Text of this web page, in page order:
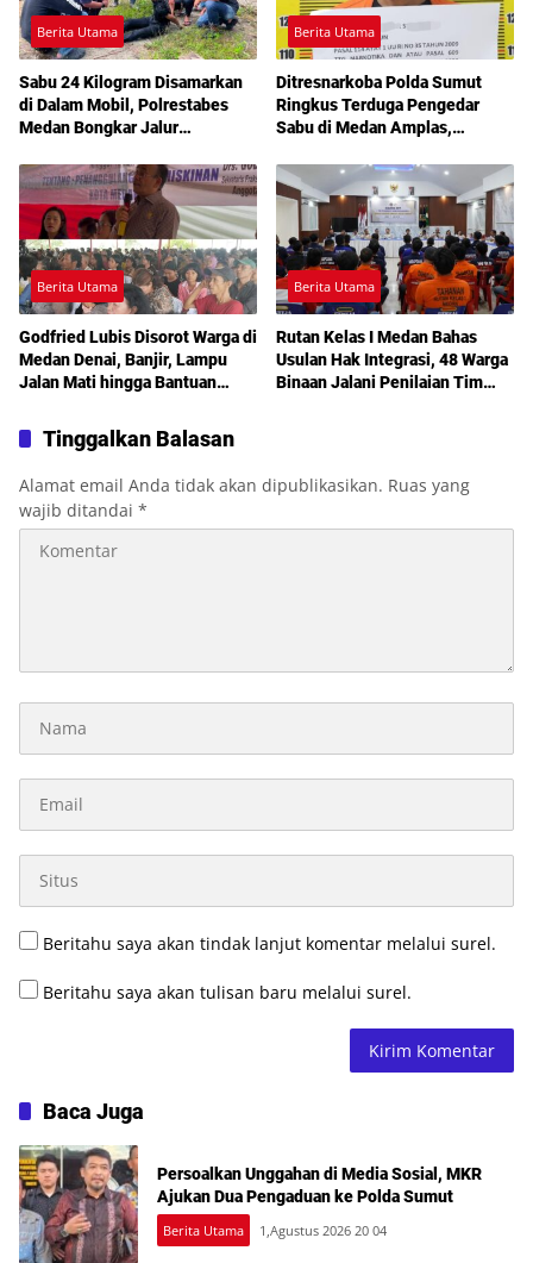
Berita Utama
Sabu 24 Kilogram Disamarkan
di Dalam Mobil, Polrestabes
Medan Bongkar Jalur
Berita Utama
Ditresnarkoba Polda Sumut
Ringkus Terduga Pengedar
Sabu di Medan Amplas,
Berita Utama
Godfried Lubis Disorot Warga di
Medan Denai, Banjir, Lampu
Jalan Mati hingga Bantuan
Sosperda Kemiskinan
Berita Utama
Rutan Kelas I Medan Bahas
Usulan Hak Integrasi, 48 Warga
Binaan Jalani Penilaian Tim
Tinggalkan Balasan
Alamat email Anda tidak akan dipublikasikan. Ruas yang
wajib ditandai *
Beritahu saya akan tindak lanjut komentar melalui surel.
Beritahu saya akan tulisan baru melalui surel.
Baca Juga
Persoalkan Unggahan di Media Sosial, MKR
Ajukan Dua Pengaduan ke Polda Sumut
Berita Utama 1,Agustus 2026 20 04